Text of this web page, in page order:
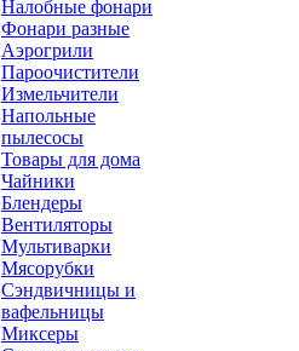
Налобные фонари
Фонари разные
Аэрогрили
Пароочистители
Измельчители
Напольные
пылесосы
Товары для дома
Чайники
Блендеры
Вентиляторы
Мультиварки
Мясорубки
Сэндвичницы и
вафельницы
Миксеры